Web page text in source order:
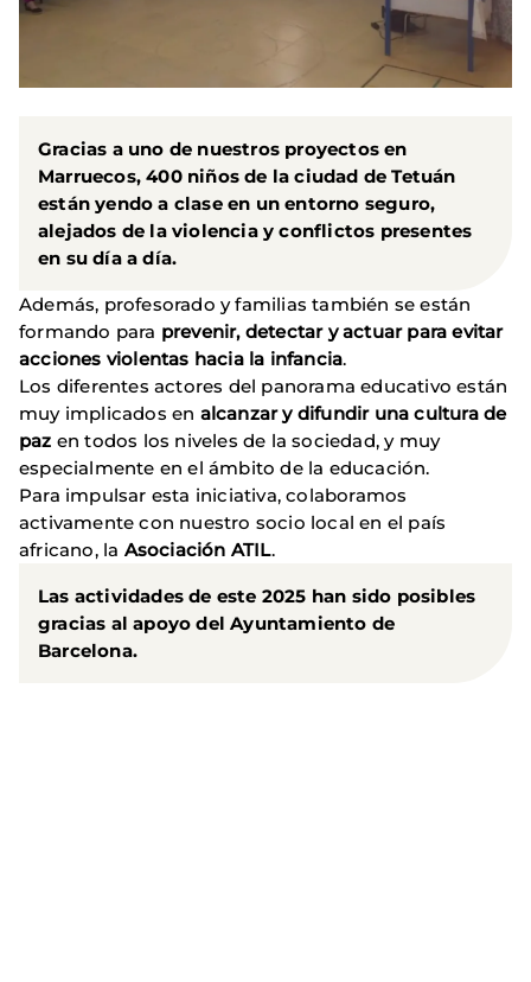
Gracias a uno de nuestros proyectos en
Marruecos, 400 niños de la ciudad de Tetuán
están yendo a clase en un entorno seguro,
alejados de la violencia y conflictos presentes
en su día a día.
Además, profesorado y familias también se están
formando para prevenir, detectar y actuar para evitar
acciones violentas hacia la infancia.
Los diferentes actores del panorama educativo están
muy implicados en alcanzar y difundir una cultura de
paz en todos los niveles de la sociedad, y muy
especialmente en el ámbito de la educación.
Para impulsar esta iniciativa, colaboramos
activamente con nuestro socio local en el país
africano, la Asociación ATIL.
Las actividades de este 2025 han sido posibles
gracias al apoyo delAyuntamiento de
Barcelona.